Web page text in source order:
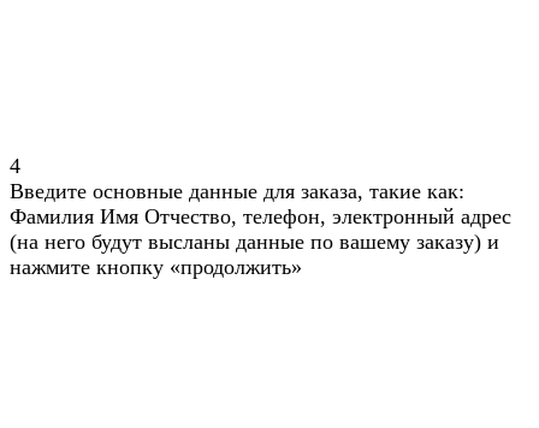
4
Введите основные данные для заказа, такие как:
Фамилия Имя Отчество, телефон, электронный адрес
(на него будут высланы данные по вашему заказу) и
нажмите кнопку «продолжить»